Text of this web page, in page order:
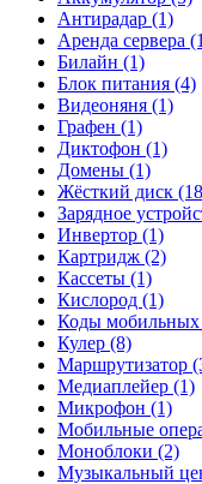
Антирадар (1)
Аренда сервера
Билайн (1)
Блок питания (4)
Видеоняня (1)
Графен (1)
Диктофон (1)
Домены (1)
Жёсткий диск
Зарядное
Инвертор (1)
Картридж (2)
Кассеты (1)
Кислород (1)
Коды мобильных
Кулер (8)
Маршрутизатор
Медиаплейер (1)
Микрофон (1)
Мобильные
Моноблоки (2)
Музыкальный